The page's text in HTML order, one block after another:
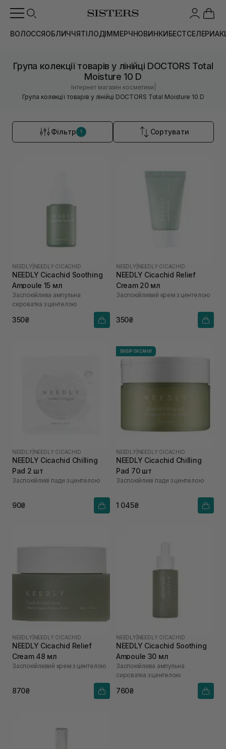
ВОЛОССЯОБЛИЧЧЯТІЛОДІММЕРЧНОВИНКИБЕСТСЕЛЕРИ
Група колекції товарів у лінійці DOCTORS Total
Moisture 10 D
Інтернет магазин косметики
Група колекції товарів у лінійці DOCTORS Total Moisture 10 D
Фільтр 1 Сортувати
NEEDLY NEEDLY CICACHID
NEEDLY Cicachid Soothing
Ampoule 15 мл
Заспокійлива ампульна
сироватка з центелою
350₴
NEEDLY NEEDLY CICACHID
NEEDLY Cicachid Relief
Cream 20 мл
Заспокійливий крем з центелою
350₴
NEEDLY NEEDLY CICACHID
NEEDLY Cicachid Chilling
Pad 2 шт
Заспокійливі пади з центелою
90₴
ВИБІР ОКСАНИ
NEEDLY NEEDLY CICACHID
NEEDLY Cicachid Chilling
Pad 70 шт
Заспокійливі пади з центелою
1 045₴
NEEDLY NEEDLY CICACHID
NEEDLY Cicachid Relief
Cream 48 мл
Заспокійливий крем з центелою
870₴
NEEDLY NEEDLY CICACHID
NEEDLY Cicachid Soothing
Ampoule 30 мл
Заспокійлива ампульна
сироватка з центелою
760₴